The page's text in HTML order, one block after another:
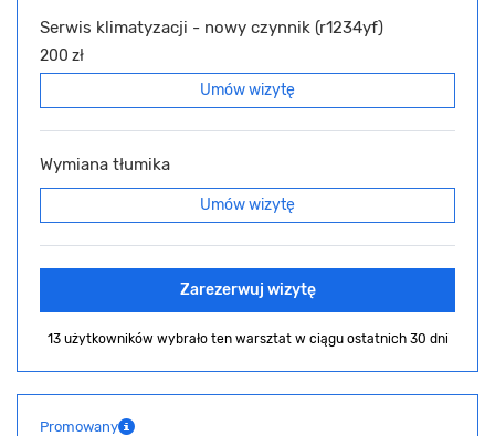
Serwis klimatyzacji - nowy czynnik (r1234yf)
200 zł
Umów wizytę
Wymiana tłumika
Umów wizytę
Zarezerwuj wizytę
13 użytkowników wybrało ten warsztat w ciągu ostatnich 30 dni
Promowany